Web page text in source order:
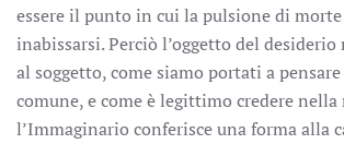
essere il punto in cui la pulsione di
inabissarsi. Perciò l’oggetto del desiderio
al soggetto, come siamo portati a
comune, e come è legittimo credere
l’Immaginario conferisce una forma alla